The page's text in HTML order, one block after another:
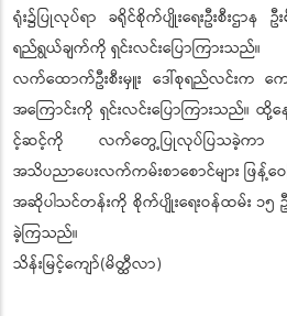
ရုံး၌ပြုလုပ်ရာ ခရိုင်စိုက်ပျိုးရေးဦးစီးဌာန
ရည်ရွယ်ချက်ကို ရှင်းလင်းပြောကြားသည်။
လက်ထောက်ဦးစီးမှူး ဒေါ်စုရည်လင်းက ကေ
အကြောင်းကို ရှင်းလင်းပြောကြားသည်။
င့်ဆင့်ကို လက်တွေ့ပြုလုပ်ပြသခဲ့ကာ ကေ
အသိပညာပေးလက်ကမ်းစာစောင်များ ဖြန့်
အဆိုပါသင်တန်းကို စိုက်ပျိုးရေးဝန်ထမ်း ၁
ခဲ့ကြသည်။
သိန်းမြင့်ကျော်(မိတ္ထီလာ)